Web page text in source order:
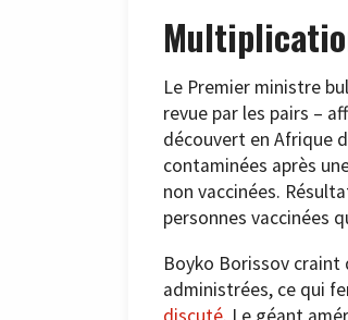
Le Premier ministre
revue par les pairs –
découvert en Afrique
contaminées après
non vaccinées.
personnes vaccinées
Boyko Borissov craint
administrées, ce qui